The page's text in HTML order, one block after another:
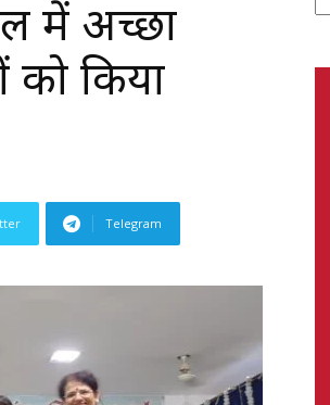
•
में अच्छा
को किया
Telegram